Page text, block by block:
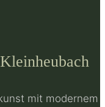
mit modernem